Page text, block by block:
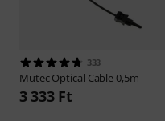
333
MutecOptical Cable 0,5m
3 333 Ft